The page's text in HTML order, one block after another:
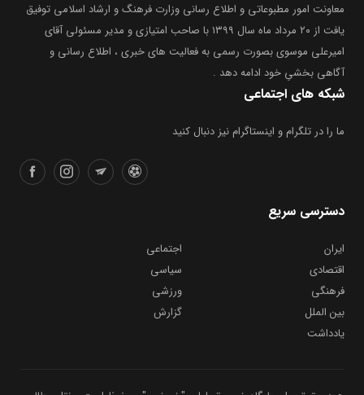
معاونت امور مطبوعاتی و اطلاع رسانی وزارت فرهنگ و ارشاد اسلامی توفیق
یافت از ۲۰ مرداد ماه سال ۱۳۹۹ با صاحب امتیازی و مدیر مسئولی آقای
امیرعلی موسوی بصورت رسمی به فعالیت های خبری ، اطلاع رسانی و
آگاهی بخشیِ خود ادامه دهد .
شبکه های اجتماعی
ما را در تلگرام و اینستاگرام نیز دنبال کنید
دسترسی سریع
ایران
اجتماعی
اقتصادی
سیاسی
فرهنگی
ورزشی
بین الملل
گزارش
یادداشت